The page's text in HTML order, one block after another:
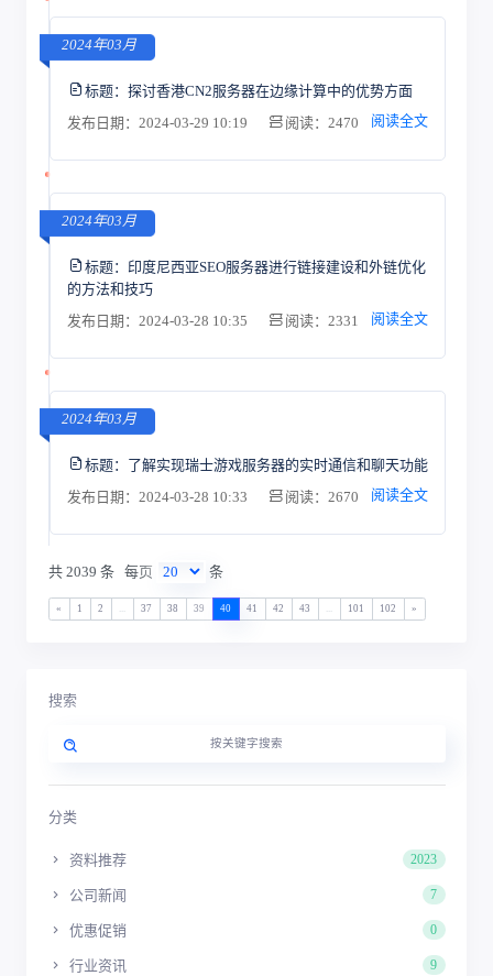
2024年03月
标题： 探讨香港CN2服务器在边缘计算中的优势方面
发布日期：2024-03-29 10:19
阅读：2470 阅读全文
2024年03月
标题： 印度尼西亚SEO服务器进行链接建设和外链优化
的方法和技巧
发布日期：2024-03-28 10:35
阅读：2331 阅读全文
2024年03月
标题： 了解实现瑞士游戏服务器的实时通信和聊天功能
发布日期：2024-03-28 10:33
阅读：2670 阅读全文
共 2039 条 每页 条
« 1 2 37 38 39 40 41 42 43 101 102 »
搜索
分类
资料推荐 2023
公司新闻 7
优惠促销 0
行业资讯 9